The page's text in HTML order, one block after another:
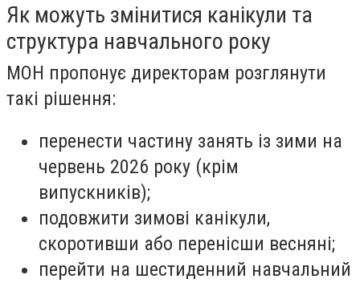
Як можуть змінитися канікули та
структура навчального року
МОН пропонує директорам розглянути
такі рішення:
перенести частину занять із зими на
червень 2026 року (крім
випускників);
подовжити зимові канікули,
скоротивши або перенісши весняні;
перейти на шестиденний навчальний